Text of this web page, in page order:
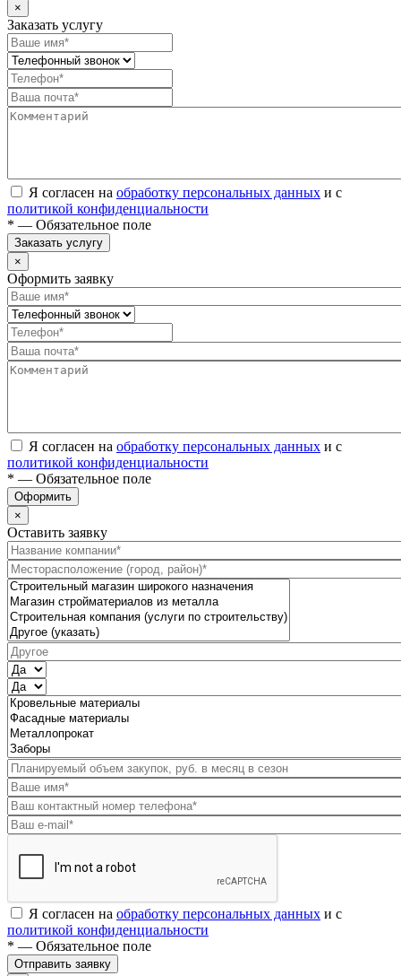
×
Заказать услугу
Я согласен на обработку персональных данных и с
политикой конфиденциальности
* — Обязательное поле
Заказать услугу
×
Оформить заявку
Я согласен на обработку персональных данных и с
политикой конфиденциальности
* — Обязательное поле
Оформить
×
Оставить заявку
Я согласен на обработку персональных данных и с
политикой конфиденциальности
* — Обязательное поле
Отправить заявку